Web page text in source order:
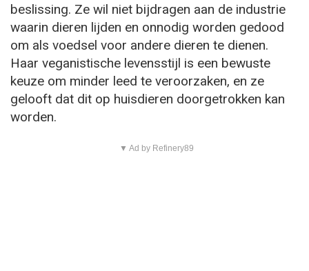
beslissing. Ze wil niet bijdragen aan de industrie
waarin dieren lijden en onnodig worden gedood
om als voedsel voor andere dieren te dienen.
Haar veganistische levensstijl is een bewuste
keuze om minder leed te veroorzaken, en ze
gelooft dat dit op huisdieren doorgetrokken kan
worden.
▼ Ad by Refinery89